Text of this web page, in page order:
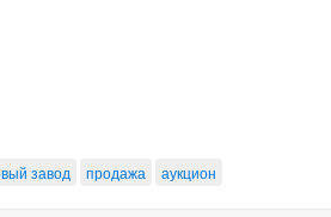
завод
продажа аукцион